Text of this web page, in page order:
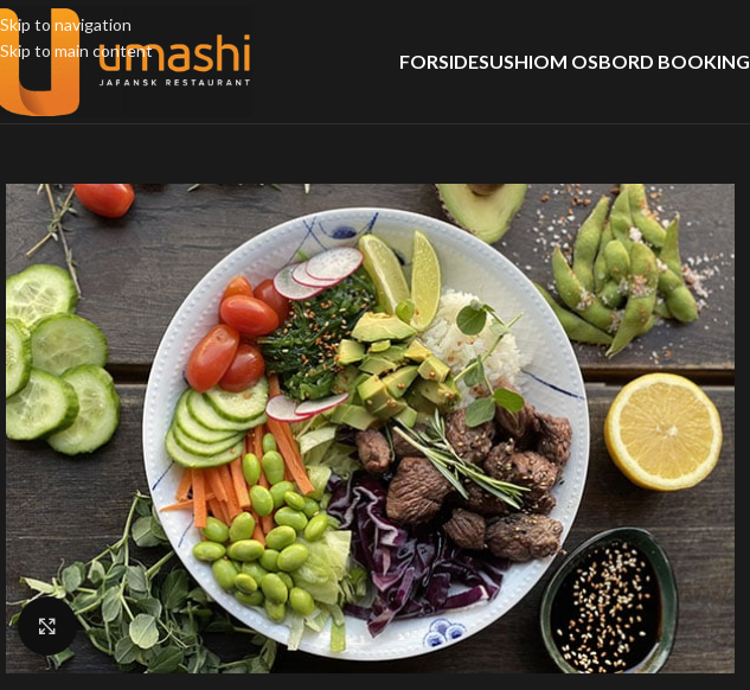
Skip to navigation
Skip to main content
FORSIDESUSHIOM OSBORD BOOKING
Klik for at forstørre